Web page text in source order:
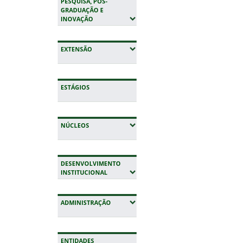
GRADUAÇÃO E
INOVAÇÃO (EXPANDIR SUBMENUS)
EXTENSÃO (EXPANDIR SUBMENUS)
ESTÁGIOS
NÚCLEOS (EXPANDIR SUBMENUS)
DESENVOLVIMENTO
INSTITUCIONAL(EXPANDIR SUBMENUS)
ADMINISTRAÇÃO (EXPANDIR SUBMENUS)
ENTIDADES